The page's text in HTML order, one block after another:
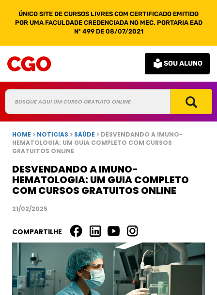
ÚNICO SITE DE CURSOS LIVRES COM CERTIFICADO EMITIDO
POR UMA FACULDADE CREDENCIADA NO MEC. PORTARIA EAD
Nº 499 DE 08/07/2021
SOU ALUNO
HOME > NOTICIAS > SAÚDE > DESVENDANDO A IMUNO-
HEMATOLOGIA: UM GUIA COMPLETO COM CURSOS
GRATUITOS ONLINE
DESVENDANDO A IMUNO-
HEMATOLOGIA: UM GUIA COMPLETO
COM CURSOS GRATUITOS ONLINE
21/02/2025
COMPARTILHE